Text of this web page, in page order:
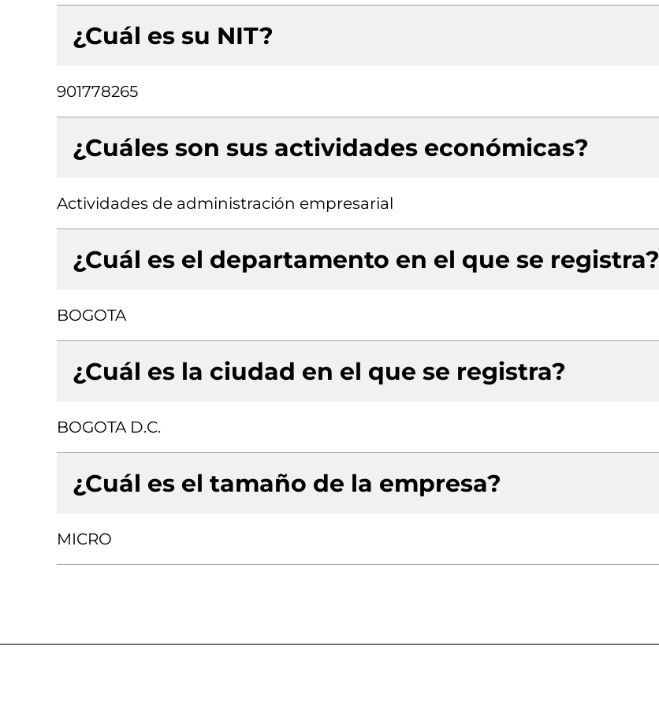
¿Cuál es su NIT?
901778265
¿Cuáles son sus actividades económicas?
Actividades de administración empresarial
¿Cuál es el departamento en el que se registra?
BOGOTA
¿Cuál es la ciudad en el que se registra?
BOGOTA D.C.
¿Cuál es el tamaño de la empresa?
MICRO